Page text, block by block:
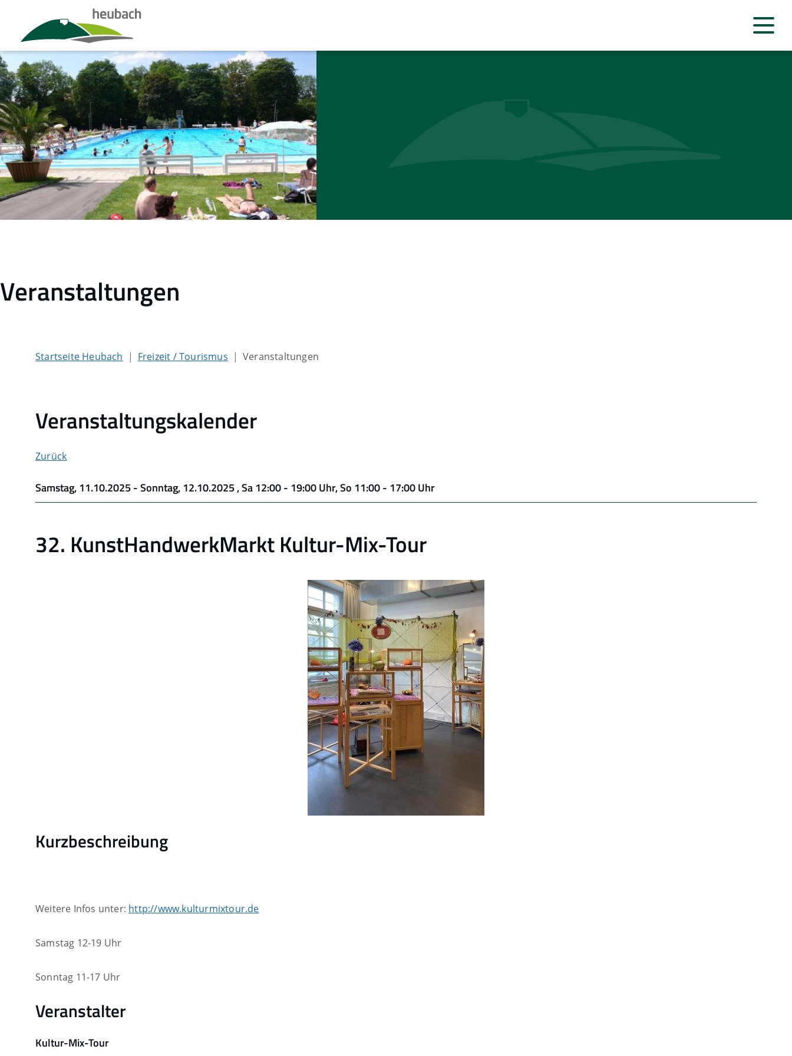
Veranstaltungen
Startseite Heubach Freizeit / Tourismus Veranstaltungen
Veranstaltungskalender
Zurück
Samstag, 11.10.2025 -Sonntag, 12.10.2025, Sa 12:00 - 19:00 Uhr, So 11:00 - 17:00 Uhr
32. KunstHandwerkMarkt Kultur-Mix-Tour
Kurzbeschreibung
Weitere Infos unter: http://www.kulturmixtour.de
Samstag 12-19 Uhr
Sonntag 11-17 Uhr
Veranstalter
Kultur-Mix-Tour